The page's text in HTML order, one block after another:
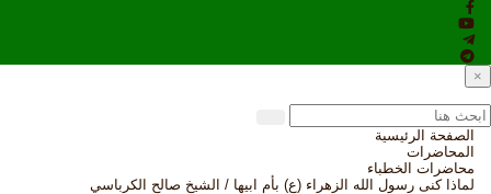
×
الصفحة الرئيسية
المحاضرات
محاضرات الخطباء
لماذا كنى رسول الله الزهراء (ع) بأم ابيها / الشيخ صالح الكرباسي